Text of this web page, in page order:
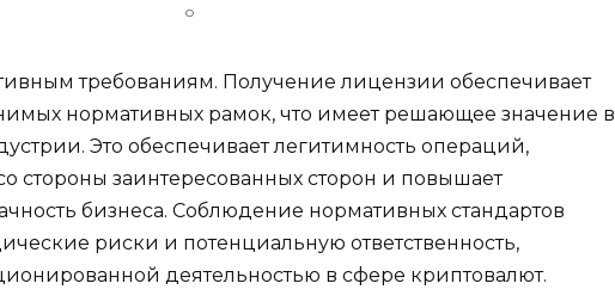
о
требованиям. Получение лицензии обеспечивает
нормативных рамок, что имеет решающее значение в
Это обеспечивает легитимность операций,
стороны заинтересованных сторон и повышает
бизнеса. Соблюдение нормативных стандартов
риски и потенциальную ответственность,
деятельностью в сфере криптовалют.